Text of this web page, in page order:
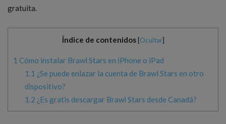
gratuita.
Índice de contenidos [Ocultar]
1 Cómo instalar Brawl Stars en iPhone o iPad
1.1 ¿Se puede enlazar la cuenta de Brawl Stars en otro
dispositivo?
1.2 ¿Es gratis descargar Brawl Stars desde Canadá?